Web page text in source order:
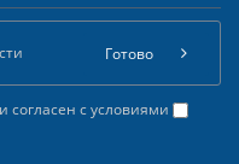
согласен с условиями
Готово